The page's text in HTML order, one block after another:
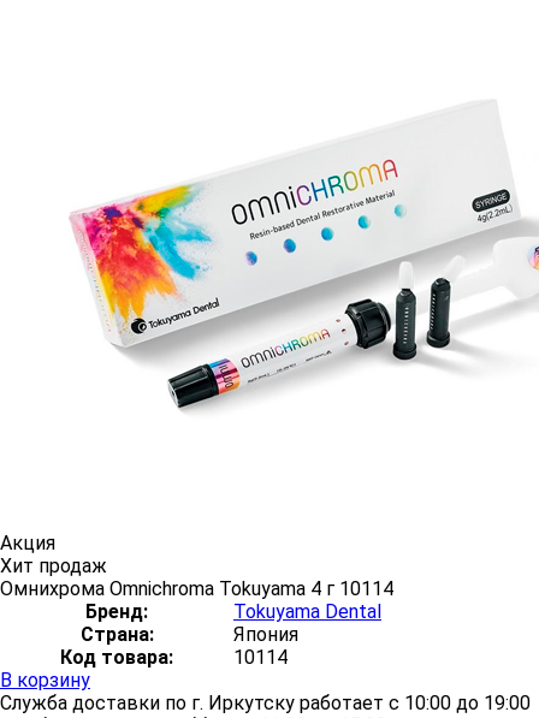
Акция
Хит продаж
Омнихрома Omnichroma Tokuyama 4 г 10114
Бренд:
Tokuyama Dental
Страна:
Япония
Код товара:
10114
В корзину
Служба доставки по г. Иркутску работает с 10:00 до 19:00